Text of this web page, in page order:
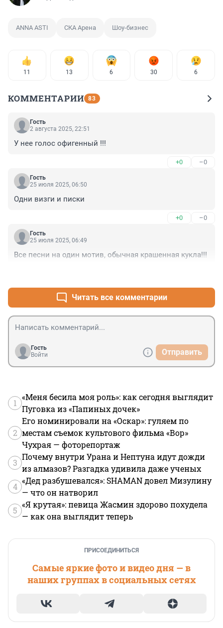
ANNA ASTI СКА Арена Шоу-бизнес
11 13 6 30 6
КОММЕНТАРИИ 83
Гость
2 августа 2025, 22:51
У нее голос офигенный !!!
+0 –0
Гость
25 июля 2025, 06:50
Одни визги и писки
+0 –0
Гость
25 июля 2025, 06:49
Все песни на один мотив, обычная крашенная кукла!!!
Читать все комментарии
Гость
Войти
Отправить
1
«Меня бесила моя роль»: как сегодня выглядит
Пуговка из «Папиных дочек»
2
Его номинировали на «Оскар»: гуляем по
местам съемок культового фильма «Вор»
Чухрая — фоторепортаж
3
Почему внутри Урана и Нептуна идут дожди
из алмазов? Разгадка удивила даже ученых
4
«Дед разбушевался»: SHAMAN довел Мизулину
— что он натворил
5
«Я крутая»: певица Жасмин здорово похудела
— как она выглядит теперь
ПРИСОЕДИНИТЬСЯ
Самые яркие фото и видео дня — в
наших группах в социальных сетях